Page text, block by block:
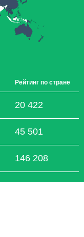
Рейтинг по стране
20 422
45 501
146 208